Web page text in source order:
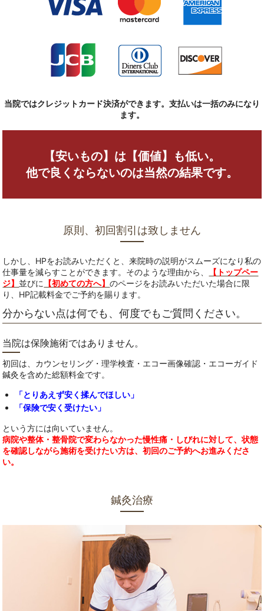
当院ではクレジットカード決済ができます。支払いは一括のみになり
ます。
【安いもの】は【価値】も低い。
他で良くならないのは当然の結果です。
原則、初回割引は致しません
しかし、HPをお読みいただくと、来院時の説明がスムーズになり私の
仕事量を減らすことができます。そのような理由から、
【トップペー
ジ】 並びに 【初めての方へ】のページをお読みいただいた場合に限
り、HP記載料金でご予約を賜ります。
分からない点は何でも、何度でもご質問ください。
当院は保険施術ではありません。
初回は、カウンセリング・理学検査・エコー画像確認・エコーガイド
鍼灸を含めた総額料金です。
「とりあえず安く揉んでほしい」
「保険で安く受けたい」
という方には向いていません。
病院や整体・整骨院で変わらなかった慢性痛・しびれに対して、状態
を確認しながら施術を受けたい方は、初回のご予約へお進みくださ
い。
鍼灸治療